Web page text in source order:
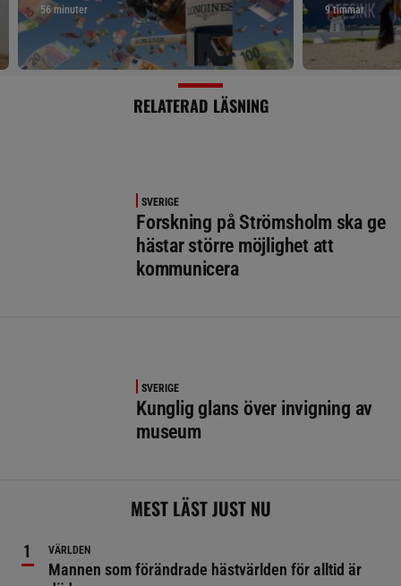
56 minuter 9 timmar
RELATERAD LÄSNING
SVERIGE
Forskning på Strömsholm ska ge
hästar större möjlighet att
kommunicera
SVERIGE
Kunglig glans över invigning av
museum
MEST LÄST JUST NU
VÄRLDEN
Mannen som förändrade hästvärlden för alltid är